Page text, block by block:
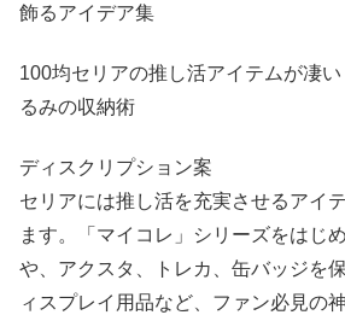
飾るアイデア集
100均セリアの推し活アイテムが凄
るみの収納術
ディスクリプション案
セリアには推し活を充実させるアイ
ます。「マイコレ」シリーズをはじ
や、アクスタ、トレカ、缶バッジを
ィスプレイ用品など、ファン必見の